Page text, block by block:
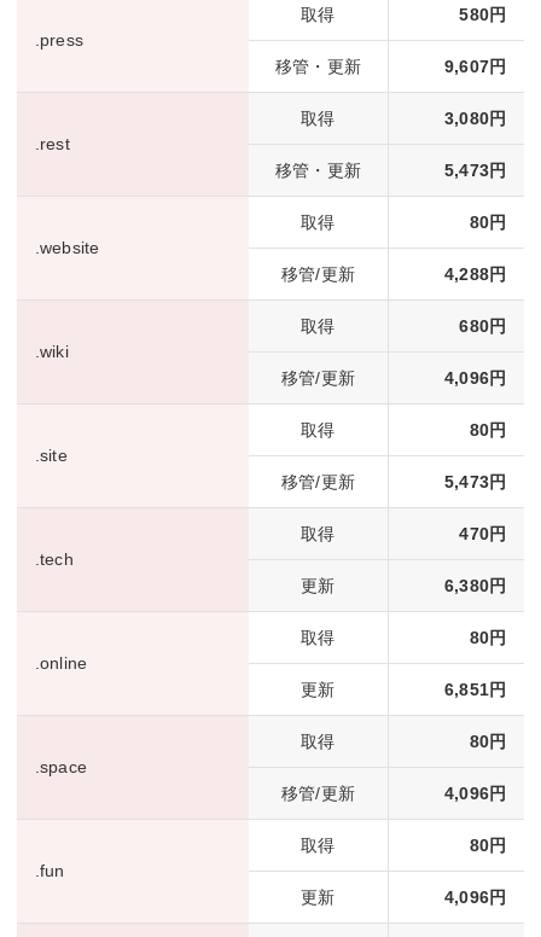
.press
取得 580円
移管・更新 9,607円
.rest
取得 3,080円
移管・更新 5,473円
.website
取得 80円
移管/更新 4,288円
.wiki
取得 680円
移管/更新 4,096円
.site
取得 80円
移管/更新 5,473円
.tech
取得 470円
更新 6,380円
.online
取得 80円
更新 6,851円
.space
取得 80円
移管/更新 4,096円
.fun
取得 80円
更新 4,096円